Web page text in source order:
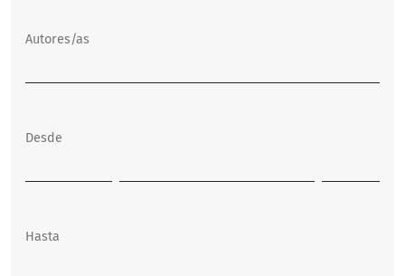
Autores/as
Desde
Hasta